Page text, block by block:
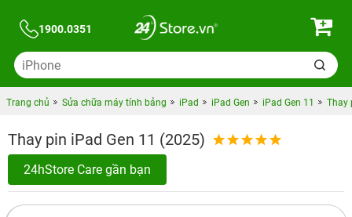
1900.0351
Trang chủ Sửa chữa máy tính bảng iPad iPad Gen iPad Gen 11 Thay
Thay pin iPad Gen 11 (2025)
24hStore Care gần bạn